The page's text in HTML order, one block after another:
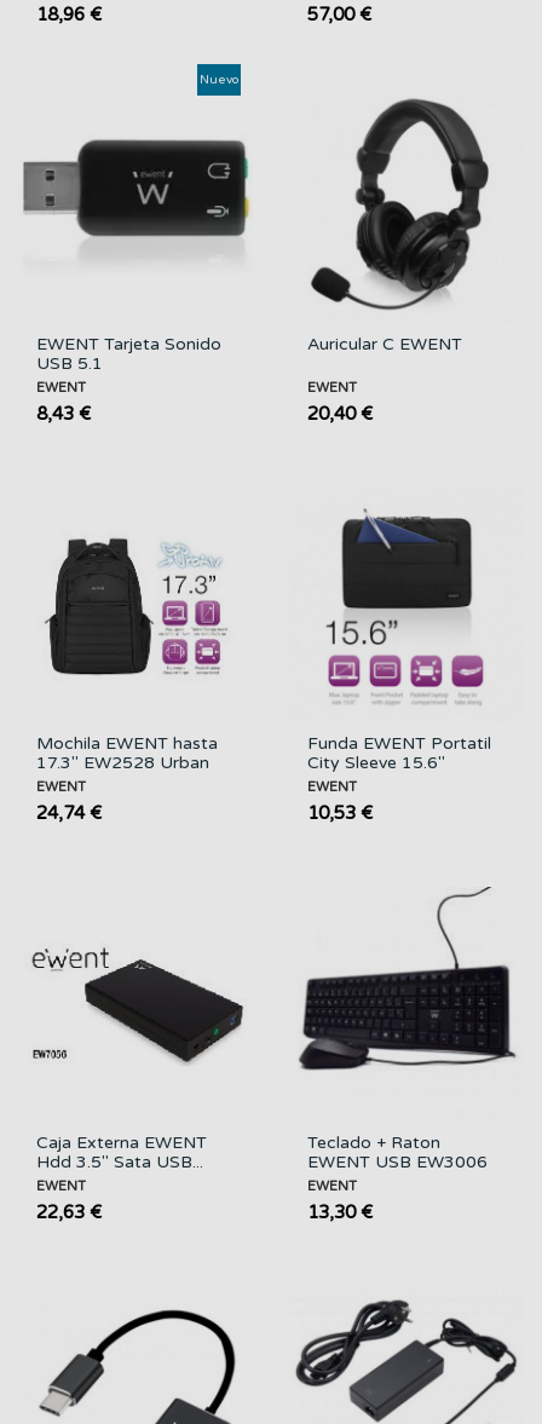
18,96 € 57,00 €
EWENT Tarjeta Sonido
USB 5.1
EWENT
8,43 €
Nuevo
Auricular C EWENT
EWENT
20,40 €
Mochila EWENT hasta
17.3" EW2528 Urban
EWENT
24,74 €
Funda EWENT Portatil
City Sleeve 15.6"
EWENT
10,53 €
Caja Externa EWENT
Hdd 3.5" Sata USB...
EWENT
22,63 €
Teclado + Raton
EWENT USB EW3006
EWENT
13,30 €